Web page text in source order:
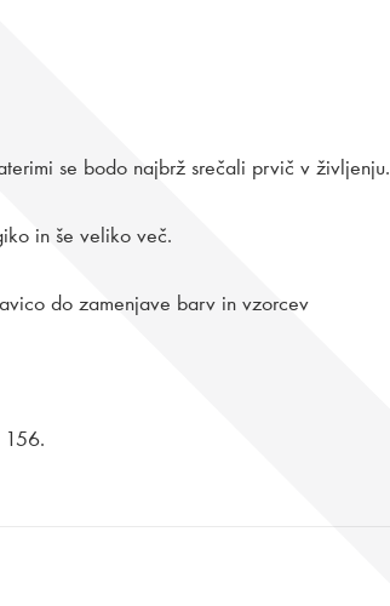
se bodo najbrž srečali prvič v življenju.
in še veliko več.
do zamenjave barv in vzorcev
156.